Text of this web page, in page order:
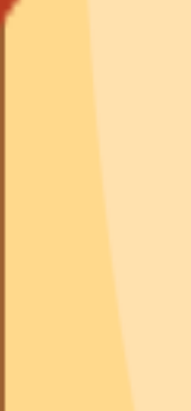
ou bac
se déplace